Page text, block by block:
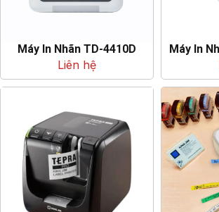
Máy In Nhãn TD-4410D
Liên hệ
Máy In